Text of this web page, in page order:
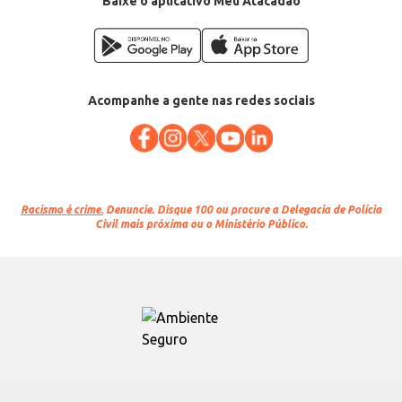
Acompanhe a gente nas redes sociais
Racismo é crime. Denuncie. Disque 100 ou procure a Delegacia de Polícia
Civil mais próxima ou o Ministério Público.